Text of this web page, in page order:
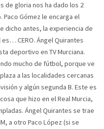
de gloria nos ha dado los 2
Gómez le encarga el
dicho antes, la experiencia de
CERO. Ángel Quirantes
deportivo en TV Murciana.
mucho de fútbol, porque ve
a las localidades cercanas
y algún segunda B. Este es
que hizo en el Real Murcia,
Ángel Quirantes se trae
a otro Paco López (si se